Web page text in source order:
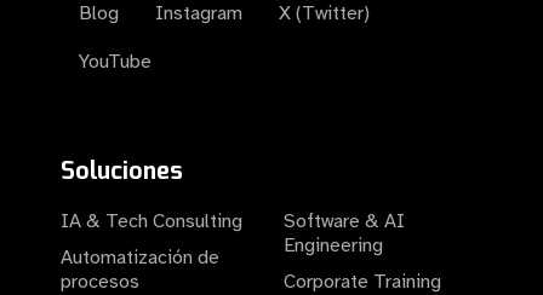
Blog
Instagram
X (Twitter)
YouTube
Soluciones
IA & Tech Consulting
Automatización de
procesos
Software & AI
Engineering
Corporate Training